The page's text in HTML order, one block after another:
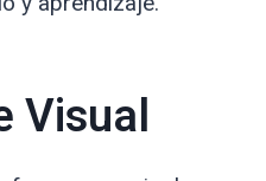
Visual